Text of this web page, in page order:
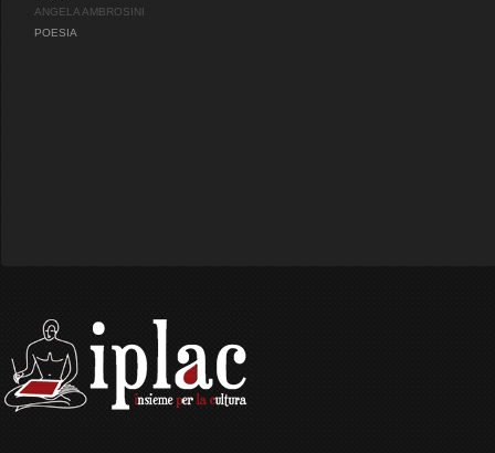
ANGELA AMBROSINI
POESIA